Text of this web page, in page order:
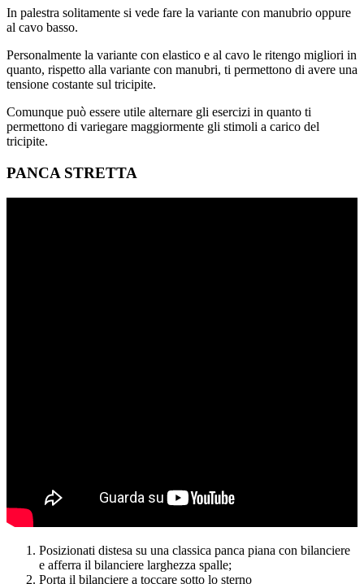
In palestra solitamente si vede fare la variante con manubrio oppure
al cavo basso.
Personalmente la variante con elastico e al cavo le ritengo migliori in
quanto, rispetto alla variante con manubri, ti permettono di avere una
tensione costante sul tricipite.
Comunque può essere utile alternare gli esercizi in quanto ti
permettono di variegare maggiormente gli stimoli a carico del
tricipite.
PANCA STRETTA
Posizionati distesa su una classica panca piana con bilanciere
e afferra il bilanciere larghezza spalle;
Porta il bilanciere a toccare sotto lo sterno